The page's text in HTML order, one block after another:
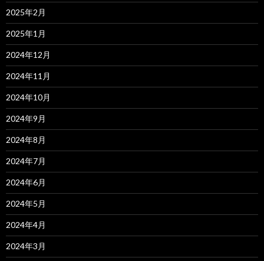
2025年2月
2025年1月
2024年12月
2024年11月
2024年10月
2024年9月
2024年8月
2024年7月
2024年6月
2024年5月
2024年4月
2024年3月